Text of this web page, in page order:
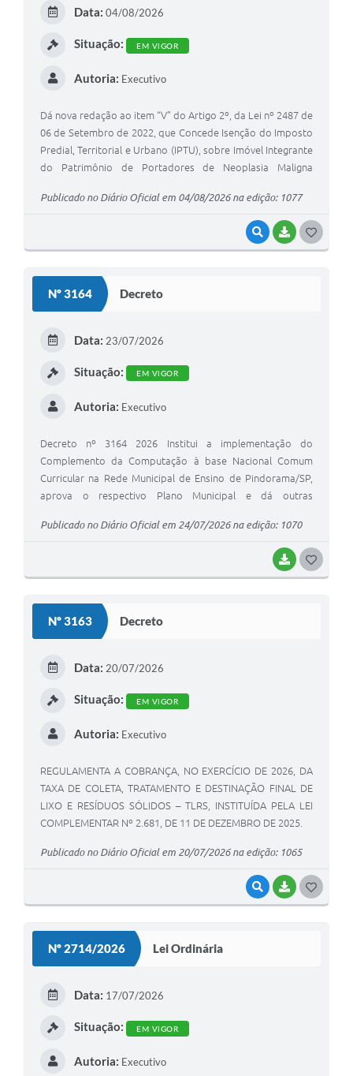
Projetos
Legislação
Serviços Online
Telefones Úteis
A Prefeitura
Agenda
Contato
VISUALIZAR
BAIXAR
Data: 04/08/2026
Situação: EM VIGOR
Autoria: Executivo
Dá nova redação ao item “V” do Artigo 2º, da Lei nº 2487 de
06 de Setembro de 2022, que Concede Isenção do Imposto
Predial, Territorial e Urbano (IPTU), sobre Imóvel Integrante
do Patrimônio de Portadores de Neoplasia Maligna
Publicado no Diário Oficial em 04/08/2026 na edição: 1077
Nº 3164 Decreto
BAIXAR
Data: 23/07/2026
Situação: EM VIGOR
Autoria: Executivo
Decreto nº 3164 2026 Institui a implementação do
Complemento da Computação à base Nacional Comum
Curricular na Rede Municipal de Ensino de Pindorama/SP,
aprova o respectivo Plano Municipal e dá outras
Publicado no Diário Oficial em 24/07/2026 na edição: 1070
Nº 3163 Decreto
VISUALIZAR
BAIXAR
Data: 20/07/2026
Situação: EM VIGOR
Autoria: Executivo
REGULAMENTA A COBRANÇA, NO EXERCÍCIO DE 2026, DA
TAXA DE COLETA, TRATAMENTO E DESTINAÇÃO FINAL DE
LIXO E RESÍDUOS SÓLIDOS – TLRS, INSTITUÍDA PELA LEI
COMPLEMENTAR Nº 2.681, DE 11 DE DEZEMBRO DE 2025.
Publicado no Diário Oficial em 20/07/2026 na edição: 1065
Nº 2714/2026 Lei Ordinária
Data: 17/07/2026
Situação: EM VIGOR
Autoria: Executivo